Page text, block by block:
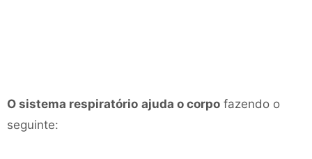
O sistema respiratório ajuda o corpo fazendo o
seguinte: